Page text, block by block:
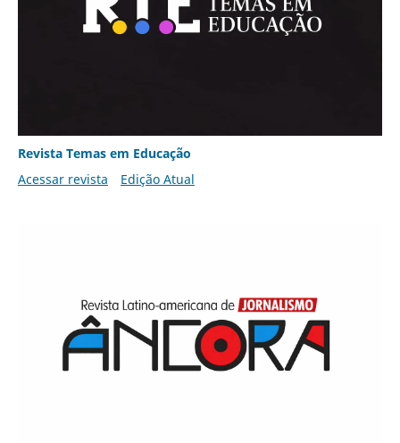
Revista Temas em Educação
Acessar revista
Edição Atual